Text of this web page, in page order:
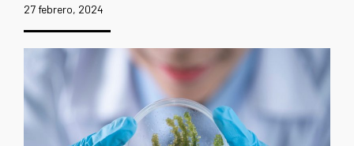
27 febrero, 2024